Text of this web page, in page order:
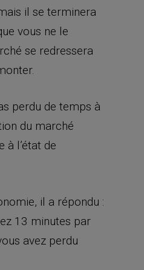
il se terminera
vous ne le
se redressera
perdu de temps à
du marché
à l’état de
il a répondu :
13 minutes par
avez perdu